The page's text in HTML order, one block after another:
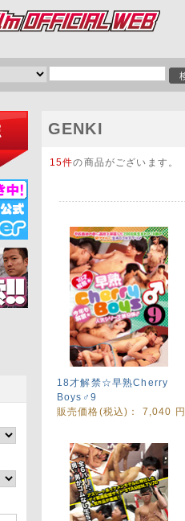
GENKI
15件の商品がございます。
18才解禁☆早熟Cherry
Boys♂9
販売価格(税込)： 7,040 円